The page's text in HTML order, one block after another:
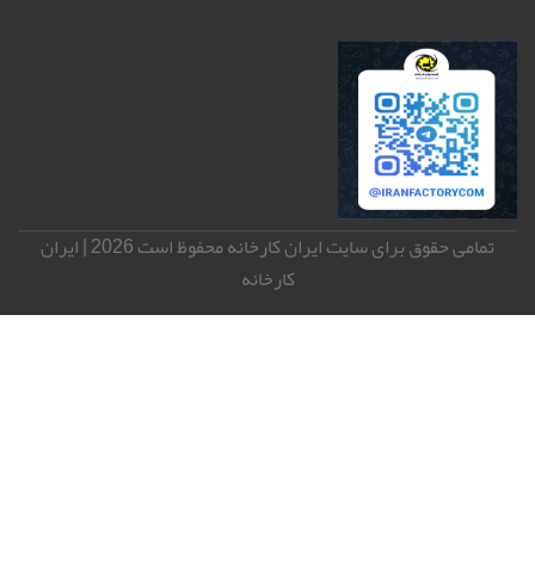
تمامی حقوق برای سایت ایران کارخانه محفوظ است 2026 | ایران
کارخانه